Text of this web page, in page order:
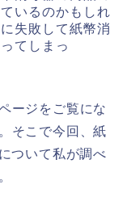
いるのかもしれ
失敗して紙幣消
てしまっ
ージをご覧にな
そこで今回、紙
ついて私が調べ